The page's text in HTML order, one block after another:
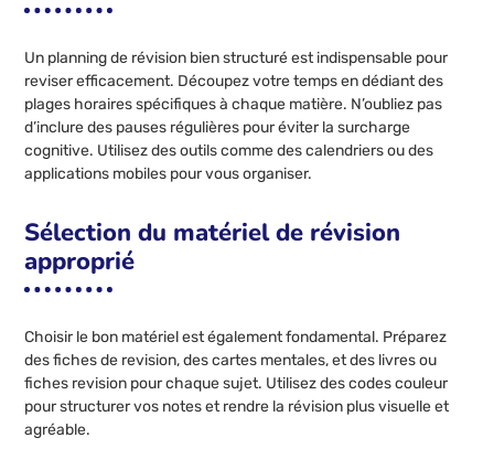
Un planning de révision bien structuré est indispensable pour
reviser efficacement. Découpez votre temps en dédiant des
plages horaires spécifiques à chaque matière. N’oubliez pas
d’inclure des pauses régulières pour éviter la surcharge
cognitive. Utilisez des outils comme des calendriers ou des
applications mobiles pour vous organiser.
Sélection du matériel de révision
approprié
Choisir le bon matériel est également fondamental. Préparez
des fiches de revision, des cartes mentales, et des livres ou
fiches revision pour chaque sujet. Utilisez des codes couleur
pour structurer vos notes et rendre la révision plus visuelle et
agréable.